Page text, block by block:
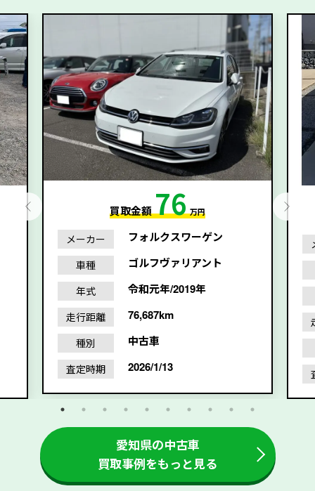
買取金額76 万円
メーカー フォルクスワーゲン
車種 ゴルフヴァリアント
年式 令和元年/2019年
走行距離 76,687km
種別 中古車
査定時期 2026/1/13
愛知県の中古車
買取事例をもっと見る